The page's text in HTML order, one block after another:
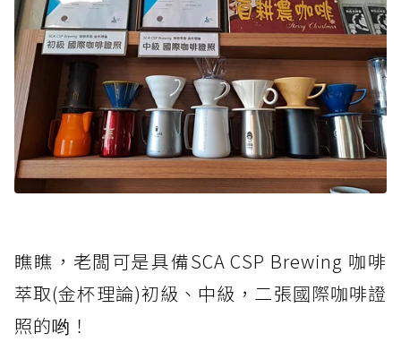
瞧瞧，老闆可是具備SCA CSP Brewing 咖啡
萃取(金杯理論)初級、中級，二張國際咖啡證
照的哟！